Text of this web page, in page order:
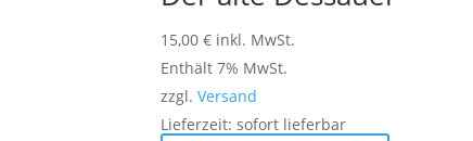
15,00€ inkl. MwSt.
Enthält 7% MwSt.
zzgl.Versand
Lieferzeit: sofort lieferbar